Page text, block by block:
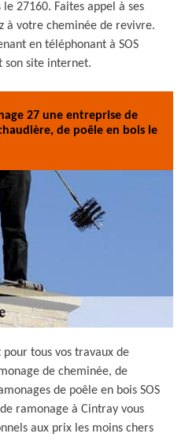
27160. Faites appel à ses
à votre cheminée de revivre.
en téléphonant à SOS
son site internet.
27 une entreprise de
de poêle en bois le
pour tous vos travaux de
de cheminée, de
de poêle en bois SOS
ramonage à Cintray vous
aux prix les moins chers